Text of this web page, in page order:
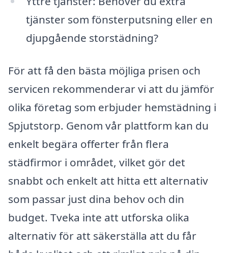
tjänster som fönsterputsning eller en
djupgående storstädning?
För att få den bästa möjliga prisen och
servicen rekommenderar vi att du jämför
olika företag som erbjuder hemstädning i
Spjutstorp. Genom vår plattform kan du
enkelt begära offerter från flera
städfirmor i området, vilket gör det
snabbt och enkelt att hitta ett alternativ
som passar just dina behov och din
budget. Tveka inte att utforska olika
alternativ för att säkerställa att du får